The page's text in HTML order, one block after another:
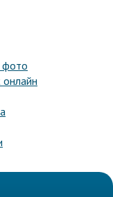
фото